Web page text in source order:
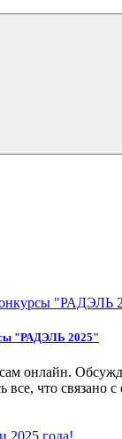
"РАДЭЛЬ 2025"
онлайн.
все, что связано